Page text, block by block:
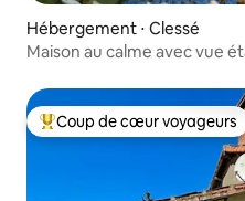
Hébergement ⋅ Clessé
Maison au calme avec vue
Coups de cœur voyageurs
Coup de cœur voyageurs